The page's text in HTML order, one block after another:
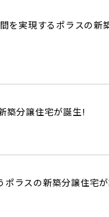
を実現するポラスの新
築分譲住宅が誕生!
ポラスの新築分譲住宅